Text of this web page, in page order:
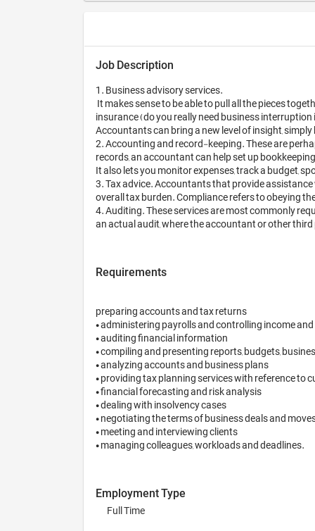
Job Description
1. Business advisory services.
insurance (do you really need business
Accountants can bring a new level of insight,
2. Accounting and record-keeping. These are
records, an accountant can help set up
It also lets you monitor expenses, track a budget,
3. Tax advice. Accountants that provide
overall tax burden. Compliance refers to obeying
4. Auditing. These services are most commonly
Requirements
preparing accounts and tax returns
• administering payrolls and controlling income
• auditing financial information
• compiling and presenting reports, budgets,
• analyzing accounts and business plans
• providing tax planning services with reference to
• financial forecasting and risk analysis
• dealing with insolvency cases
• negotiating the terms of business deals and
• meeting and interviewing clients
Employment Type
Full Time